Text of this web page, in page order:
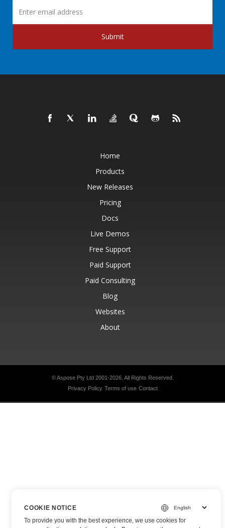
Submit
Home
Products
New Releases
Pricing
Docs
Live Demos
Free Support
Paid Support
Paid Consulting
Blog
Websites
About
© Aspose Pty Ltd 2001-2026. All Rights Reserved.
Privacy Policy Terms of use Contact
COOKIE NOTICE
To provide you with the best experience, we use cookies for